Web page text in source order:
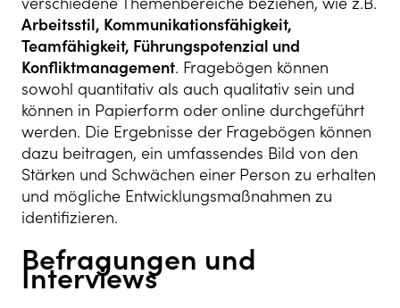
Arbeitsstil, Kommunikationsfähigkeit,
Teamfähigkeit, Führungspotenzial und
Konfliktmanagement. Fragebögen können
sowohl quantitativ als auch qualitativ sein und
können in Papierform oder online durchgeführt
werden. Die Ergebnisse der Fragebögen können
dazu beitragen, ein umfassendes Bild von den
Stärken und Schwächen einer Person zu erhalten
und mögliche Entwicklungsmaßnahmen zu
identifizieren.
Befragungen und
Interviews